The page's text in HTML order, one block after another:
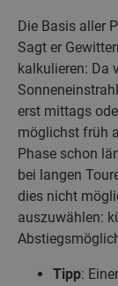
Die Basis aller
Sagt er
kalkulieren: Da
erst mittags
möglichst früh
Phase schon
bei langen
dies nicht
auszuwählen:
Tipp: